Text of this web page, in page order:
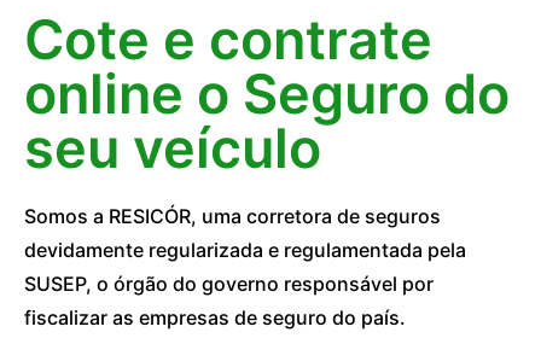
Cote e contrate
online o Seguro do
seu veículo
Somos a RESICÓR, uma corretora de seguros
devidamente regularizada e regulamentada pela
SUSEP, o órgão do governo responsável por
fiscalizar as empresas de seguro do país.